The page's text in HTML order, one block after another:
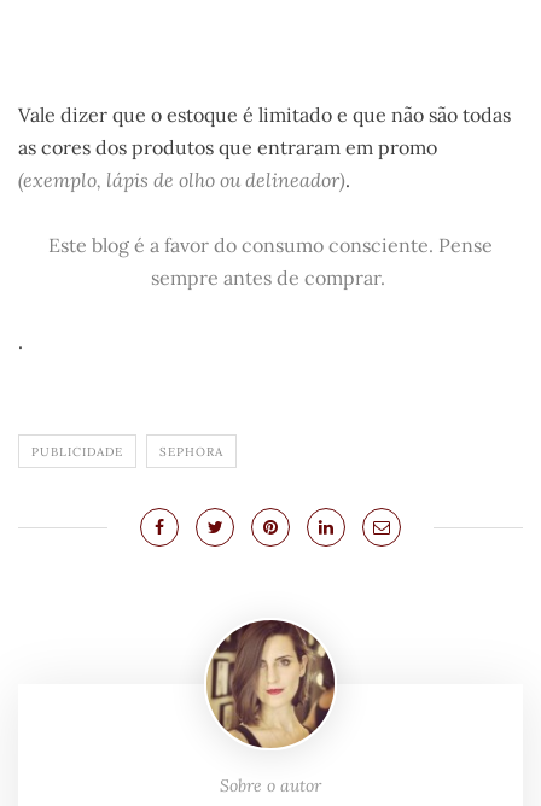
Vale dizer que o estoque é limitado e que não são todas
as cores dos produtos que entraram em promo
(exemplo, lápis de olho ou delineador).
Este blog é a favor do consumo consciente. Pense
sempre antes de comprar.
.
PUBLICIDADE SEPHORA
Sobre o autor